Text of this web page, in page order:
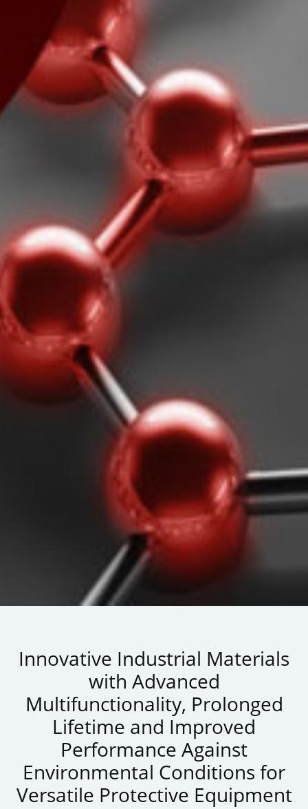
Innovative Industrial Materials
with Advanced
Multifunctionality, Prolonged
Lifetime and Improved
Performance Against
Environmental Conditions for
Versatile Protective Equipment